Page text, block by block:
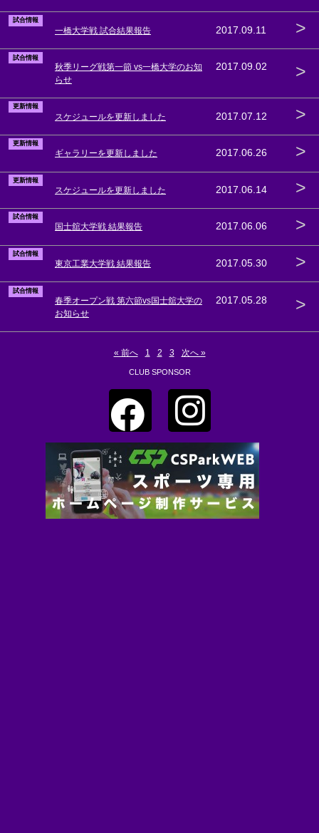
試合情報
一橋大学戦 試合結果報告 2017.09.11 >
試合情報
秋季リーグ戦第一節 vs一橋大学のお知
らせ
2017.09.02 >
更新情報
スケジュールを更新しました 2017.07.12 >
更新情報
ギャラリーを更新しました 2017.06.26 >
更新情報
スケジュールを更新しました 2017.06.14 >
試合情報
国士舘大学戦 結果報告 2017.06.06 >
試合情報
東京工業大学戦 結果報告 2017.05.30 >
試合情報
春季オープン戦 第六節vs国士舘大学の
お知らせ
2017.05.28 >
« 前へ 1 2 3 次へ »
CLUB SPONSOR